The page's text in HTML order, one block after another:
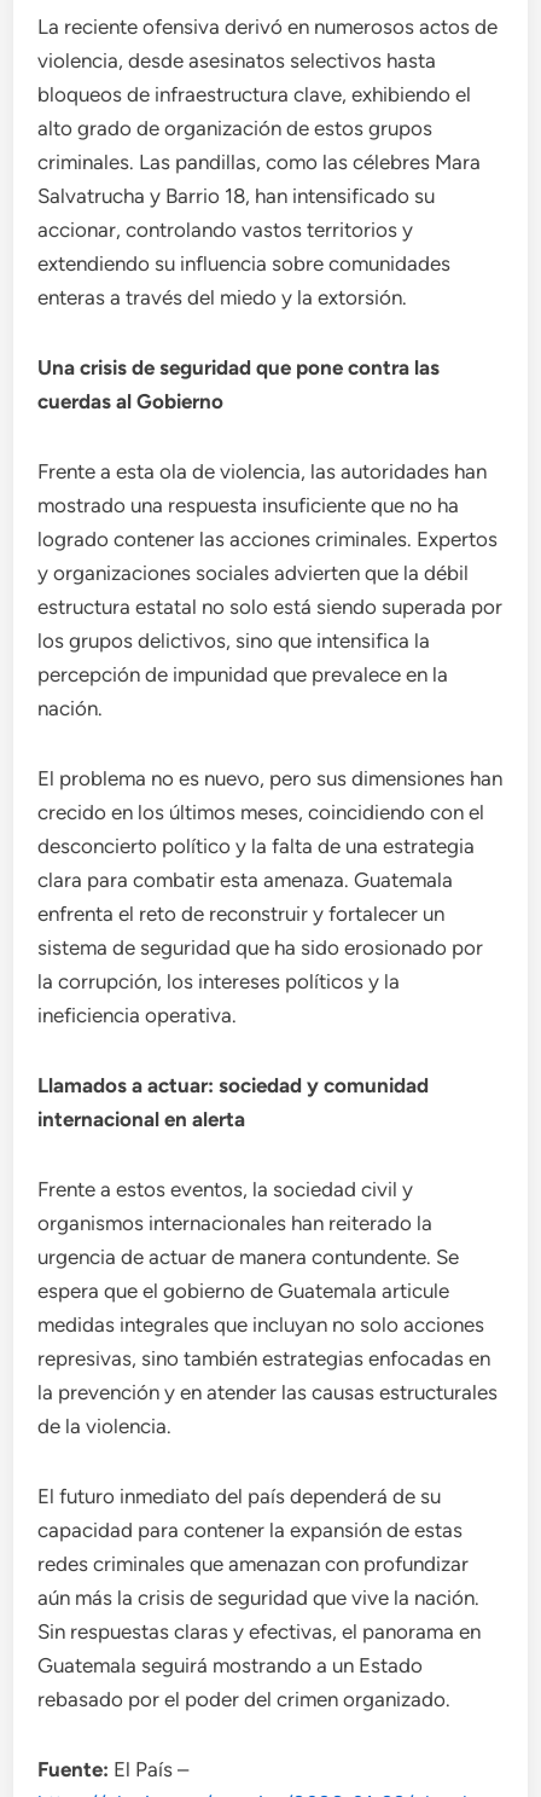
La reciente ofensiva derivó en numerosos actos de
violencia, desde asesinatos selectivos hasta
bloqueos de infraestructura clave, exhibiendo el
alto grado de organización de estos grupos
criminales. Las pandillas, como las célebres Mara
Salvatrucha y Barrio 18, han intensificado su
accionar, controlando vastos territorios y
extendiendo su influencia sobre comunidades
enteras a través del miedo y la extorsión.
Una crisis de seguridad que pone contra las
cuerdas al Gobierno
Frente a esta ola de violencia, las autoridades han
mostrado una respuesta insuficiente que no ha
logrado contener las acciones criminales. Expertos
y organizaciones sociales advierten que la débil
estructura estatal no solo está siendo superada por
los grupos delictivos, sino que intensifica la
percepción de impunidad que prevalece en la
nación.
El problema no es nuevo, pero sus dimensiones han
crecido en los últimos meses, coincidiendo con el
desconcierto político y la falta de una estrategia
clara para combatir esta amenaza. Guatemala
enfrenta el reto de reconstruir y fortalecer un
sistema de seguridad que ha sido erosionado por
la corrupción, los intereses políticos y la
ineficiencia operativa.
Llamados a actuar: sociedad y comunidad
internacional en alerta
Frente a estos eventos, la sociedad civil y
organismos internacionales han reiterado la
urgencia de actuar de manera contundente. Se
espera que el gobierno de Guatemala articule
medidas integrales que incluyan no solo acciones
represivas, sino también estrategias enfocadas en
la prevención y en atender las causas estructurales
de la violencia.
El futuro inmediato del país dependerá de su
capacidad para contener la expansión de estas
redes criminales que amenazan con profundizar
aún más la crisis de seguridad que vive la nación.
Sin respuestas claras y efectivas, el panorama en
Guatemala seguirá mostrando a un Estado
rebasado por el poder del crimen organizado.
Fuente: El País –